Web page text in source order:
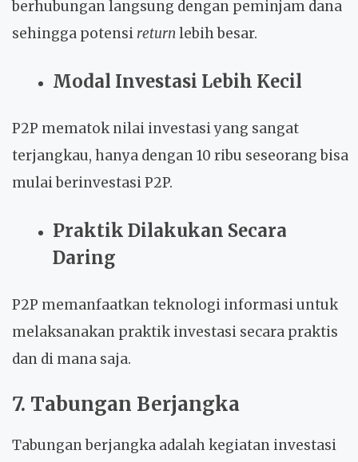
berhubungan langsung dengan peminjam dana
sehingga potensi returnlebih besar.
Modal Investasi Lebih Kecil
P2P mematok nilai investasi yang sangat
terjangkau, hanya dengan 10 ribu seseorang bisa
mulai berinvestasi P2P.
Praktik Dilakukan Secara
Daring
P2P memanfaatkan teknologi informasi untuk
melaksanakan praktik investasi secara praktis
dan di mana saja.
7. Tabungan Berjangka
Tabungan berjangka adalah kegiatan investasi